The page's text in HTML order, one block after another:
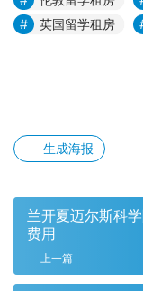
英国留学租房
生成海报
兰开夏迈尔斯科
费用
上一篇